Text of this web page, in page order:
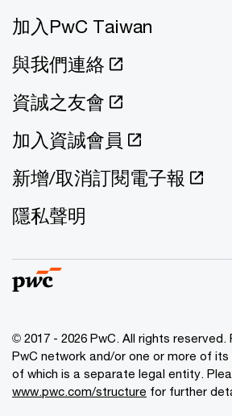
加入PwC Taiwan
與我們連絡
資誠之友會
加入資誠會員
新增/取消訂閱電子報
隱私聲明
© 2017 - 2026 PwC. All rights
PwC network and/or one or more of
of which is a separate legal entity.
www.pwc.com/structure for further